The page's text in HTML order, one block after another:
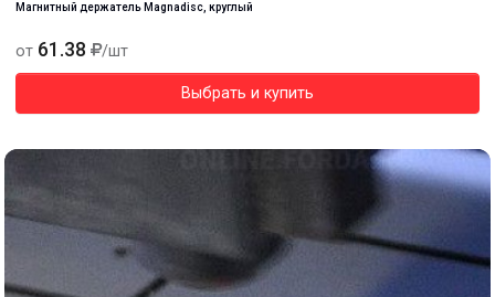
Магнитный держатель Magnadisc, круглый
от 61.38 /шт
Выбрать и купить